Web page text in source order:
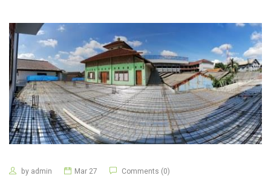
by admin Mar 27 Comments (0)